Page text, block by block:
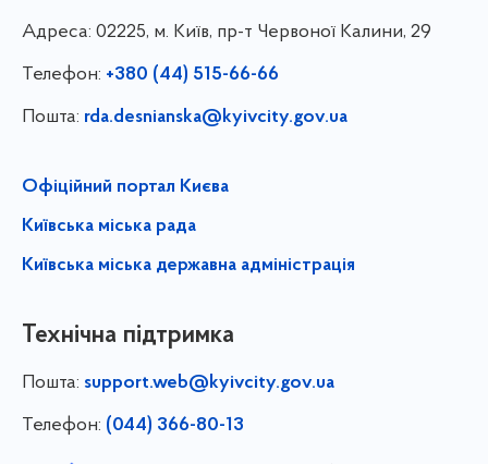
Адреса: 02225, м. Київ, пр-т Червоної Калини, 29
Телефон: +380 (44) 515-66-66
Пошта: rda.desnianska@kyivcity.gov.ua
Офіційний портал Києва
Київська міська рада
Київська міська державна адміністрація
Технічна підтримка
Пошта: support.web@kyivcity.gov.ua
Телефон: (044) 366-80-13